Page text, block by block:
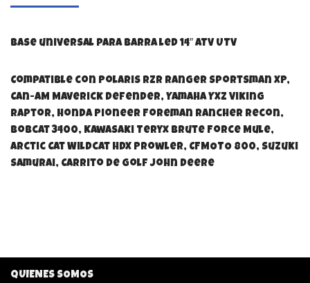
Base universal para barra led 14″ ATV UTV
Compatible con Polaris RZR Ranger Sportsman XP,
Can-AM Maverick Defender, Yamaha YXZ Viking
Raptor, Honda Pioneer Foreman Rancher Recon,
Bobcat 3400, Kawasaki Teryx Brute Force Mule,
Arctic Cat Wildcat HDX Prowler, CFMOTO 800, Suzuki
Samurai, Carrito de Golf John Deere
QUIENES SOMOS